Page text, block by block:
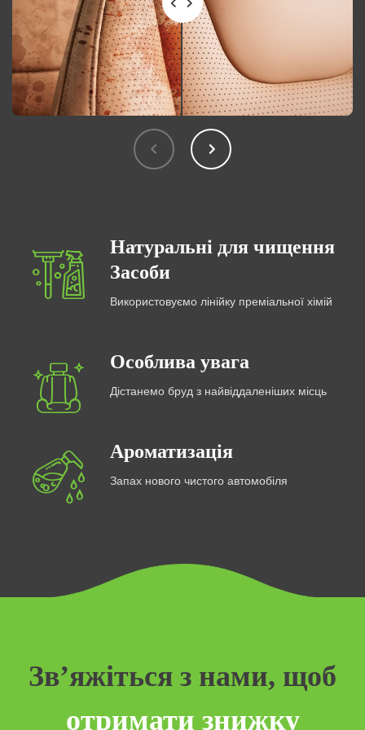
Натуральні для чищення
Засоби
Використовуємо лінійку преміальної хімій
Особлива увага
Дістанемо бруд з найвіддаленіших місць
Ароматизація
Запах нового чистого автомобіля
Зв’яжіться з нами, щоб
отримати знижку